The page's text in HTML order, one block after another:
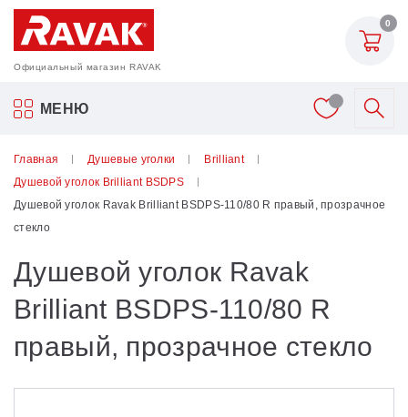
Официальный магазин RAVAK
0
МЕНЮ
Акриловые ванны Ravak
Шторки для ванн
Аксессуары
Унитазы и биде
Душевые двери
Главная Душевые уголки
Brilliant
Душевой уголок Brilliant BSDPS
Душевой уголок Ravak Brilliant BSDPS-110/80 R правый, прозрачное
стекло
Душевой уголок Ravak
Brilliant BSDPS-110/80 R
правый, прозрачное стекло